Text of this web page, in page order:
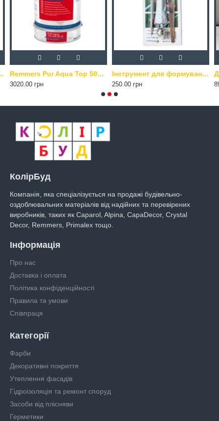
будівельних розчинів 1 кг Remmers Pur Aqua Top 500 2K M – шовковисто-матовий поліуретановий лак 1 кг прозорий
3020.00 грн
Інструмент для формування шва KASTAR
250.00 грн
КолірБуд
Компанія, яка спеціалізується на продажі будівельно-
оздоблювальних матеріалів від надійних та перевірених
виробників, таких як Caparol, Alpina, CapaDecor, Crystal
Decor, Remmers, Primalex тощо.
Інформація
Про нас
Доставка і оплата
Політика конфіденційності
Правила та умови
Співпраця
Категорії
Фарби
Декоративні покриття
Утеплення фасадів
Гідроізоляція та ремонт споруд
Засоби від плісняви
Герметики